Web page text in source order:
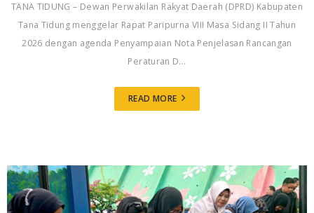
TANA TIDUNG – Dewan Perwakilan Rakyat Daerah (DPRD) Kabupaten
Tana Tidung menggelar Rapat Paripurna VIII Masa Sidang II Tahun
2026 dengan agenda Penyampaian Nota Penjelasan Rancangan
Peraturan D...
READ MORE